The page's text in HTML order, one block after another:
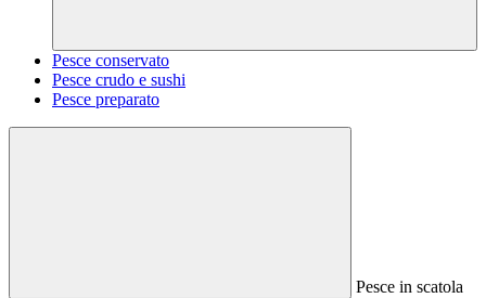
Pesce conservato
Pesce crudo e sushi
Pesce preparato
Pesce in scatola